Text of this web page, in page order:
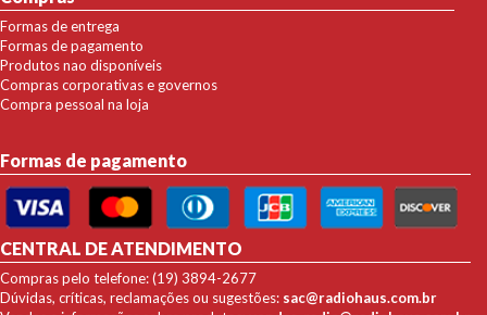
Formas de entrega
Formas de pagamento
Produtos nao disponíveis
Compras corporativas e governos
Compra pessoal na loja
Formas de pagamento
CENTRAL DE ATENDIMENTO
Compras pelo telefone: (19) 3894-2677
Dúvidas, críticas, reclamações ou sugestões: sac@radiohaus.com.br